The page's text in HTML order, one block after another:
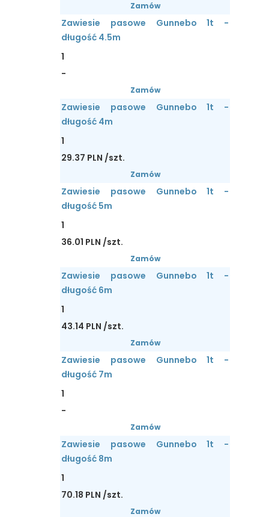
Zamów
Zawiesie pasowe Gunnebo 1t -
długość 4.5m
1
-
Zamów
Zawiesie pasowe Gunnebo 1t -
długość 4m
1
29.37 PLN /szt.
Zamów
Zawiesie pasowe Gunnebo 1t -
długość 5m
1
36.01 PLN /szt.
Zamów
Zawiesie pasowe Gunnebo 1t -
długość 6m
1
43.14 PLN /szt.
Zamów
Zawiesie pasowe Gunnebo 1t -
długość 7m
1
-
Zamów
Zawiesie pasowe Gunnebo 1t -
długość 8m
1
70.18 PLN /szt.
Zamów